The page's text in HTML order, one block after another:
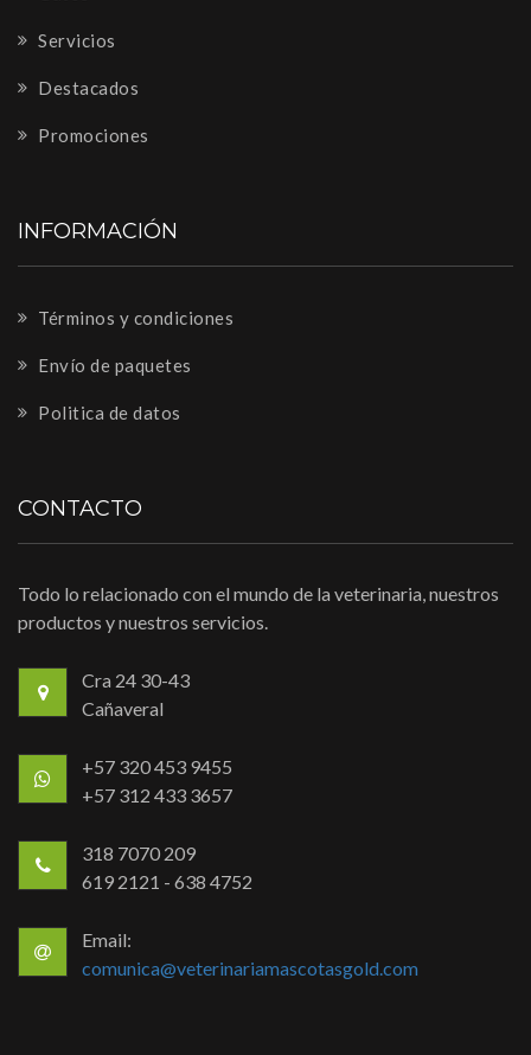
Servicios
Destacados
Promociones
INFORMACIÓN
Términos y condiciones
Envío de paquetes
Politica de datos
CONTACTO
Todo lo relacionado con el mundo de la veterinaria, nuestros
productos y nuestros servicios.
Cra 24 30-43
Cañaveral
+57 320 453 9455
+57 312 433 3657
318 7070 209
619 2121 - 638 4752
Email:
comunica@veterinariamascotasgold.com